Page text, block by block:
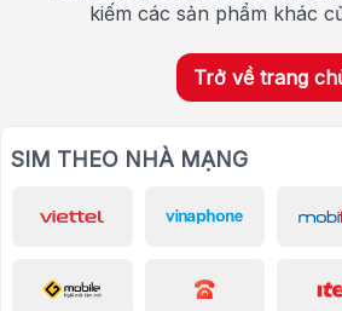
kiếm các sản phẩm khác
Trở về trang
SIM THEO NHÀ MẠNG